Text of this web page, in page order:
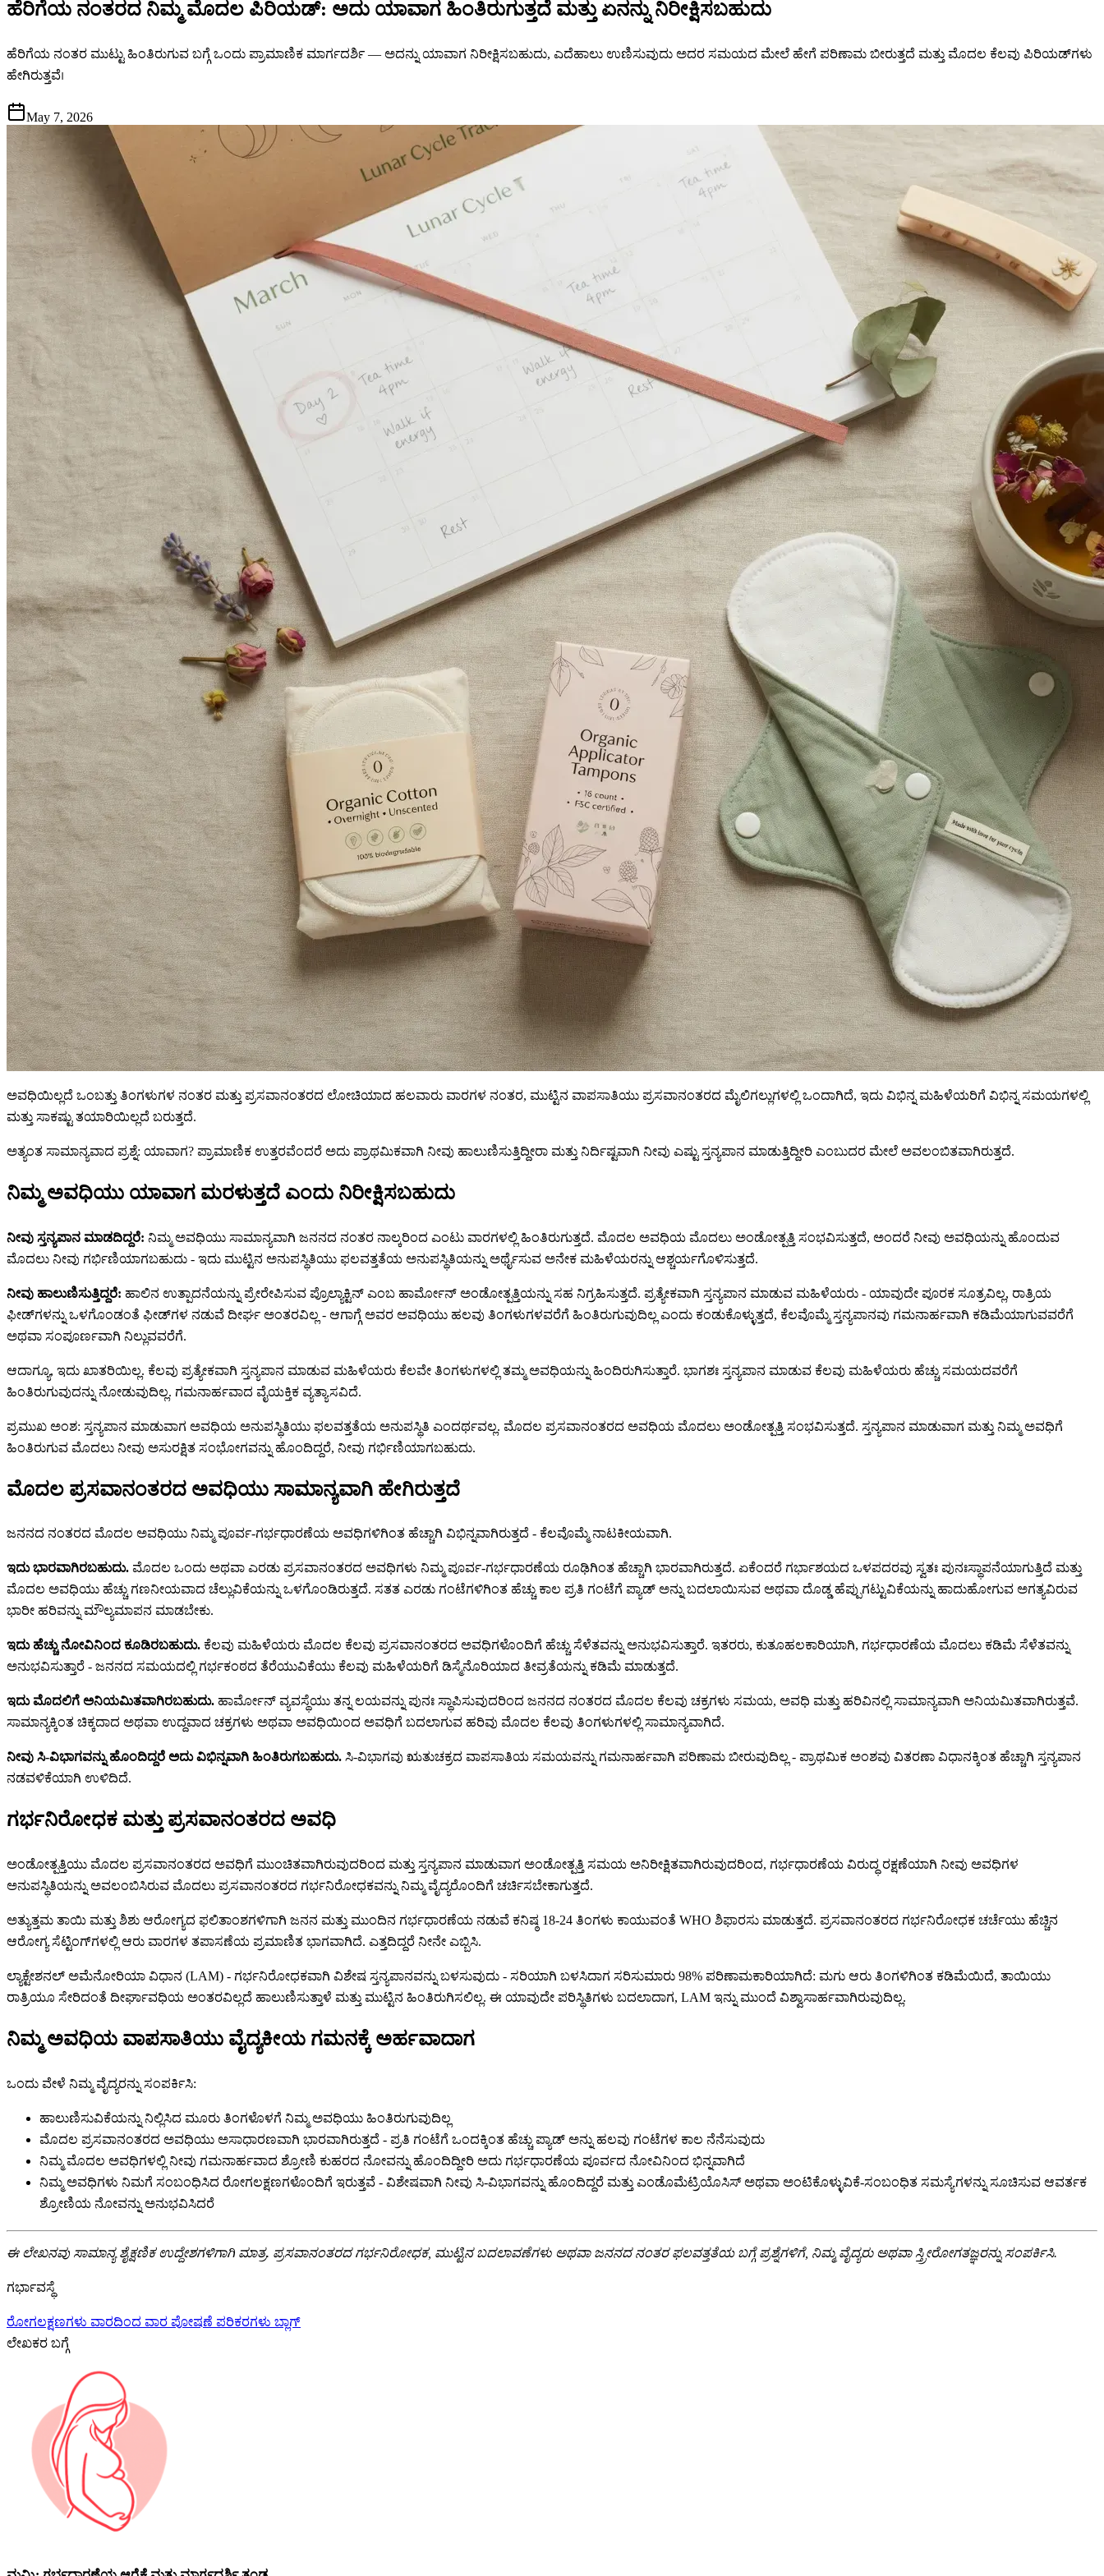
ಹೆರಿಗೆಯ ನಂತರದ ನಿಮ್ಮ ಮೊದಲ ಪಿರಿಯಡ್: ಅದು ಯಾವಾಗ ಹಿಂತಿರುಗುತ್ತದೆ ಮತ್ತು ಏನನ್ನು ನಿರೀಕ್ಷಿಸಬಹುದು
ಹೆರಿಗೆಯ ನಂತರ ಮುಟ್ಟು ಹಿಂತಿರುಗುವ ಬಗ್ಗೆ ಒಂದು ಪ್ರಾಮಾಣಿಕ ಮಾರ್ಗದರ್ಶಿ — ಅದನ್ನು ಯಾವಾಗ ನಿರೀಕ್ಷಿಸಬಹುದು, ಎದೆಹಾಲು ಉಣಿಸುವುದು ಅದರ ಸಮಯದ ಮೇಲೆ ಹೇಗೆ ಪರಿಣಾಮ ಬೀರುತ್ತದೆ ಮತ್ತು ಮೊದಲ ಕೆಲವು ಪಿರಿಯಡ್‌ಗಳು
ಹೇಗಿರುತ್ತವೆ।
May 7, 2026
ಅವಧಿಯಿಲ್ಲದೆ ಒಂಬತ್ತು ತಿಂಗಳುಗಳ ನಂತರ ಮತ್ತು ಪ್ರಸವಾನಂತರದ ಲೋಚಿಯಾದ ಹಲವಾರು ವಾರಗಳ ನಂತರ, ಮುಟ್ಟಿನ ವಾಪಸಾತಿಯು ಪ್ರಸವಾನಂತರದ ಮೈಲಿಗಲ್ಲುಗಳಲ್ಲಿ ಒಂದಾಗಿದೆ, ಇದು ವಿಭಿನ್ನ ಮಹಿಳೆಯರಿಗೆ ವಿಭಿನ್ನ ಸಮಯಗಳಲ್ಲಿ
ಮತ್ತು ಸಾಕಷ್ಟು ತಯಾರಿಯಿಲ್ಲದೆ ಬರುತ್ತದೆ.
ಅತ್ಯಂತ ಸಾಮಾನ್ಯವಾದ ಪ್ರಶ್ನೆ: ಯಾವಾಗ? ಪ್ರಾಮಾಣಿಕ ಉತ್ತರವೆಂದರೆ ಅದು ಪ್ರಾಥಮಿಕವಾಗಿ ನೀವು ಹಾಲುಣಿಸುತ್ತಿದ್ದೀರಾ ಮತ್ತು ನಿರ್ದಿಷ್ಟವಾಗಿ ನೀವು ಎಷ್ಟು ಸ್ತನ್ಯಪಾನ ಮಾಡುತ್ತಿದ್ದೀರಿ ಎಂಬುದರ ಮೇಲೆ ಅವಲಂಬಿತವಾಗಿರುತ್ತದೆ.
ನಿಮ್ಮ ಅವಧಿಯು ಯಾವಾಗ ಮರಳುತ್ತದೆ ಎಂದು ನಿರೀಕ್ಷಿಸಬಹುದು
ನೀವು ಸ್ತನ್ಯಪಾನ ಮಾಡದಿದ್ದರೆ: ನಿಮ್ಮ ಅವಧಿಯು ಸಾಮಾನ್ಯವಾಗಿ ಜನನದ ನಂತರ ನಾಲ್ಕರಿಂದ ಎಂಟು ವಾರಗಳಲ್ಲಿ ಹಿಂತಿರುಗುತ್ತದೆ. ಮೊದಲ ಅವಧಿಯ ಮೊದಲು ಅಂಡೋತ್ಪತ್ತಿ ಸಂಭವಿಸುತ್ತದೆ, ಅಂದರೆ ನೀವು ಅವಧಿಯನ್ನು ಹೊಂದುವ
ಮೊದಲು ನೀವು ಗರ್ಭಿಣಿಯಾಗಬಹುದು - ಇದು ಮುಟ್ಟಿನ ಅನುಪಸ್ಥಿತಿಯು ಫಲವತ್ತತೆಯ ಅನುಪಸ್ಥಿತಿಯನ್ನು ಅರ್ಥೈಸುವ ಅನೇಕ ಮಹಿಳೆಯರನ್ನು ಆಶ್ಚರ್ಯಗೊಳಿಸುತ್ತದೆ.
ನೀವು ಹಾಲುಣಿಸುತ್ತಿದ್ದರೆ: ಹಾಲಿನ ಉತ್ಪಾದನೆಯನ್ನು ಪ್ರೇರೇಪಿಸುವ ಪ್ರೊಲ್ಯಾಕ್ಟಿನ್ ಎಂಬ ಹಾರ್ಮೋನ್ ಅಂಡೋತ್ಪತ್ತಿಯನ್ನು ಸಹ ನಿಗ್ರಹಿಸುತ್ತದೆ. ಪ್ರತ್ಯೇಕವಾಗಿ ಸ್ತನ್ಯಪಾನ ಮಾಡುವ ಮಹಿಳೆಯರು - ಯಾವುದೇ ಪೂರಕ ಸೂತ್ರವಿಲ್ಲ, ರಾತ್ರಿಯ
ಫೀಡ್‌ಗಳನ್ನು ಒಳಗೊಂಡಂತೆ ಫೀಡ್‌ಗಳ ನಡುವೆ ದೀರ್ಘ ಅಂತರವಿಲ್ಲ - ಆಗಾಗ್ಗೆ ಅವರ ಅವಧಿಯು ಹಲವು ತಿಂಗಳುಗಳವರೆಗೆ ಹಿಂತಿರುಗುವುದಿಲ್ಲ ಎಂದು ಕಂಡುಕೊಳ್ಳುತ್ತದೆ, ಕೆಲವೊಮ್ಮೆ ಸ್ತನ್ಯಪಾನವು ಗಮನಾರ್ಹವಾಗಿ ಕಡಿಮೆಯಾಗುವವರೆಗೆ
ಅಥವಾ ಸಂಪೂರ್ಣವಾಗಿ ನಿಲ್ಲುವವರೆಗೆ.
ಆದಾಗ್ಯೂ, ಇದು ಖಾತರಿಯಿಲ್ಲ. ಕೆಲವು ಪ್ರತ್ಯೇಕವಾಗಿ ಸ್ತನ್ಯಪಾನ ಮಾಡುವ ಮಹಿಳೆಯರು ಕೆಲವೇ ತಿಂಗಳುಗಳಲ್ಲಿ ತಮ್ಮ ಅವಧಿಯನ್ನು ಹಿಂದಿರುಗಿಸುತ್ತಾರೆ. ಭಾಗಶಃ ಸ್ತನ್ಯಪಾನ ಮಾಡುವ ಕೆಲವು ಮಹಿಳೆಯರು ಹೆಚ್ಚು ಸಮಯದವರೆಗೆ
ಹಿಂತಿರುಗುವುದನ್ನು ನೋಡುವುದಿಲ್ಲ. ಗಮನಾರ್ಹವಾದ ವೈಯಕ್ತಿಕ ವ್ಯತ್ಯಾಸವಿದೆ.
ಪ್ರಮುಖ ಅಂಶ: ಸ್ತನ್ಯಪಾನ ಮಾಡುವಾಗ ಅವಧಿಯ ಅನುಪಸ್ಥಿತಿಯು ಫಲವತ್ತತೆಯ ಅನುಪಸ್ಥಿತಿ ಎಂದರ್ಥವಲ್ಲ. ಮೊದಲ ಪ್ರಸವಾನಂತರದ ಅವಧಿಯ ಮೊದಲು ಅಂಡೋತ್ಪತ್ತಿ ಸಂಭವಿಸುತ್ತದೆ. ಸ್ತನ್ಯಪಾನ ಮಾಡುವಾಗ ಮತ್ತು ನಿಮ್ಮ ಅವಧಿಗೆ
ಹಿಂತಿರುಗುವ ಮೊದಲು ನೀವು ಅಸುರಕ್ಷಿತ ಸಂಭೋಗವನ್ನು ಹೊಂದಿದ್ದರೆ, ನೀವು ಗರ್ಭಿಣಿಯಾಗಬಹುದು.
ಮೊದಲ ಪ್ರಸವಾನಂತರದ ಅವಧಿಯು ಸಾಮಾನ್ಯವಾಗಿ ಹೇಗಿರುತ್ತದೆ
ಜನನದ ನಂತರದ ಮೊದಲ ಅವಧಿಯು ನಿಮ್ಮ ಪೂರ್ವ-ಗರ್ಭಧಾರಣೆಯ ಅವಧಿಗಳಿಗಿಂತ ಹೆಚ್ಚಾಗಿ ವಿಭಿನ್ನವಾಗಿರುತ್ತದೆ - ಕೆಲವೊಮ್ಮೆ ನಾಟಕೀಯವಾಗಿ.
ಇದು ಭಾರವಾಗಿರಬಹುದು. ಮೊದಲ ಒಂದು ಅಥವಾ ಎರಡು ಪ್ರಸವಾನಂತರದ ಅವಧಿಗಳು ನಿಮ್ಮ ಪೂರ್ವ-ಗರ್ಭಧಾರಣೆಯ ರೂಢಿಗಿಂತ ಹೆಚ್ಚಾಗಿ ಭಾರವಾಗಿರುತ್ತದೆ. ಏಕೆಂದರೆ ಗರ್ಭಾಶಯದ ಒಳಪದರವು ಸ್ವತಃ ಪುನಃಸ್ಥಾಪನೆಯಾಗುತ್ತಿದೆ ಮತ್ತು
ಮೊದಲ ಅವಧಿಯು ಹೆಚ್ಚು ಗಣನೀಯವಾದ ಚೆಲ್ಲುವಿಕೆಯನ್ನು ಒಳಗೊಂಡಿರುತ್ತದೆ. ಸತತ ಎರಡು ಗಂಟೆಗಳಿಗಿಂತ ಹೆಚ್ಚು ಕಾಲ ಪ್ರತಿ ಗಂಟೆಗೆ ಪ್ಯಾಡ್ ಅನ್ನು ಬದಲಾಯಿಸುವ ಅಥವಾ ದೊಡ್ಡ ಹೆಪ್ಪುಗಟ್ಟುವಿಕೆಯನ್ನು ಹಾದುಹೋಗುವ ಅಗತ್ಯವಿರುವ
ಭಾರೀ ಹರಿವನ್ನು ಮೌಲ್ಯಮಾಪನ ಮಾಡಬೇಕು.
ಇದು ಹೆಚ್ಚು ನೋವಿನಿಂದ ಕೂಡಿರಬಹುದು. ಕೆಲವು ಮಹಿಳೆಯರು ಮೊದಲ ಕೆಲವು ಪ್ರಸವಾನಂತರದ ಅವಧಿಗಳೊಂದಿಗೆ ಹೆಚ್ಚು ಸೆಳೆತವನ್ನು ಅನುಭವಿಸುತ್ತಾರೆ. ಇತರರು, ಕುತೂಹಲಕಾರಿಯಾಗಿ, ಗರ್ಭಧಾರಣೆಯ ಮೊದಲು ಕಡಿಮೆ ಸೆಳೆತವನ್ನು
ಅನುಭವಿಸುತ್ತಾರೆ - ಜನನದ ಸಮಯದಲ್ಲಿ ಗರ್ಭಕಂಠದ ತೆರೆಯುವಿಕೆಯು ಕೆಲವು ಮಹಿಳೆಯರಿಗೆ ಡಿಸ್ಮೆನೊರಿಯಾದ ತೀವ್ರತೆಯನ್ನು ಕಡಿಮೆ ಮಾಡುತ್ತದೆ.
ಇದು ಮೊದಲಿಗೆ ಅನಿಯಮಿತವಾಗಿರಬಹುದು. ಹಾರ್ಮೋನ್ ವ್ಯವಸ್ಥೆಯು ತನ್ನ ಲಯವನ್ನು ಪುನಃ ಸ್ಥಾಪಿಸುವುದರಿಂದ ಜನನದ ನಂತರದ ಮೊದಲ ಕೆಲವು ಚಕ್ರಗಳು ಸಮಯ, ಅವಧಿ ಮತ್ತು ಹರಿವಿನಲ್ಲಿ ಸಾಮಾನ್ಯವಾಗಿ ಅನಿಯಮಿತವಾಗಿರುತ್ತವೆ.
ಸಾಮಾನ್ಯಕ್ಕಿಂತ ಚಿಕ್ಕದಾದ ಅಥವಾ ಉದ್ದವಾದ ಚಕ್ರಗಳು ಅಥವಾ ಅವಧಿಯಿಂದ ಅವಧಿಗೆ ಬದಲಾಗುವ ಹರಿವು ಮೊದಲ ಕೆಲವು ತಿಂಗಳುಗಳಲ್ಲಿ ಸಾಮಾನ್ಯವಾಗಿದೆ.
ನೀವು ಸಿ-ವಿಭಾಗವನ್ನು ಹೊಂದಿದ್ದರೆ ಅದು ವಿಭಿನ್ನವಾಗಿ ಹಿಂತಿರುಗಬಹುದು. ಸಿ-ವಿಭಾಗವು ಋತುಚಕ್ರದ ವಾಪಸಾತಿಯ ಸಮಯವನ್ನು ಗಮನಾರ್ಹವಾಗಿ ಪರಿಣಾಮ ಬೀರುವುದಿಲ್ಲ - ಪ್ರಾಥಮಿಕ ಅಂಶವು ವಿತರಣಾ ವಿಧಾನಕ್ಕಿಂತ ಹೆಚ್ಚಾಗಿ ಸ್ತನ್ಯಪಾನ
ನಡವಳಿಕೆಯಾಗಿ ಉಳಿದಿದೆ.
ಗರ್ಭನಿರೋಧಕ ಮತ್ತು ಪ್ರಸವಾನಂತರದ ಅವಧಿ
ಅಂಡೋತ್ಪತ್ತಿಯು ಮೊದಲ ಪ್ರಸವಾನಂತರದ ಅವಧಿಗೆ ಮುಂಚಿತವಾಗಿರುವುದರಿಂದ ಮತ್ತು ಸ್ತನ್ಯಪಾನ ಮಾಡುವಾಗ ಅಂಡೋತ್ಪತ್ತಿ ಸಮಯ ಅನಿರೀಕ್ಷಿತವಾಗಿರುವುದರಿಂದ, ಗರ್ಭಧಾರಣೆಯ ವಿರುದ್ಧ ರಕ್ಷಣೆಯಾಗಿ ನೀವು ಅವಧಿಗಳ
ಅನುಪಸ್ಥಿತಿಯನ್ನು ಅವಲಂಬಿಸಿರುವ ಮೊದಲು ಪ್ರಸವಾನಂತರದ ಗರ್ಭನಿರೋಧಕವನ್ನು ನಿಮ್ಮ ವೈದ್ಯರೊಂದಿಗೆ ಚರ್ಚಿಸಬೇಕಾಗುತ್ತದೆ.
ಅತ್ಯುತ್ತಮ ತಾಯಿ ಮತ್ತು ಶಿಶು ಆರೋಗ್ಯದ ಫಲಿತಾಂಶಗಳಿಗಾಗಿ ಜನನ ಮತ್ತು ಮುಂದಿನ ಗರ್ಭಧಾರಣೆಯ ನಡುವೆ ಕನಿಷ್ಠ 18-24 ತಿಂಗಳು ಕಾಯುವಂತೆ WHO ಶಿಫಾರಸು ಮಾಡುತ್ತದೆ. ಪ್ರಸವಾನಂತರದ ಗರ್ಭನಿರೋಧಕ ಚರ್ಚೆಯು ಹೆಚ್ಚಿನ
ಆರೋಗ್ಯ ಸೆಟ್ಟಿಂಗ್‌ಗಳಲ್ಲಿ ಆರು ವಾರಗಳ ತಪಾಸಣೆಯ ಪ್ರಮಾಣಿತ ಭಾಗವಾಗಿದೆ. ಎತ್ತದಿದ್ದರೆ ನೀನೇ ಎಬ್ಬಿಸಿ.
ಲ್ಯಾಕ್ಟೇಶನಲ್ ಅಮೆನೋರಿಯಾ ವಿಧಾನ (LAM) - ಗರ್ಭನಿರೋಧಕವಾಗಿ ವಿಶೇಷ ಸ್ತನ್ಯಪಾನವನ್ನು ಬಳಸುವುದು - ಸರಿಯಾಗಿ ಬಳಸಿದಾಗ ಸರಿಸುಮಾರು 98% ಪರಿಣಾಮಕಾರಿಯಾಗಿದೆ: ಮಗು ಆರು ತಿಂಗಳಿಗಿಂತ ಕಡಿಮೆಯಿದೆ, ತಾಯಿಯು
ರಾತ್ರಿಯೂ ಸೇರಿದಂತೆ ದೀರ್ಘಾವಧಿಯ ಅಂತರವಿಲ್ಲದೆ ಹಾಲುಣಿಸುತ್ತಾಳೆ ಮತ್ತು ಮುಟ್ಟಿನ ಹಿಂತಿರುಗಿಸಲಿಲ್ಲ. ಈ ಯಾವುದೇ ಪರಿಸ್ಥಿತಿಗಳು ಬದಲಾದಾಗ, LAM ಇನ್ನು ಮುಂದೆ ವಿಶ್ವಾಸಾರ್ಹವಾಗಿರುವುದಿಲ್ಲ.
ನಿಮ್ಮ ಅವಧಿಯ ವಾಪಸಾತಿಯು ವೈದ್ಯಕೀಯ ಗಮನಕ್ಕೆ ಅರ್ಹವಾದಾಗ
ಒಂದು ವೇಳೆ ನಿಮ್ಮ ವೈದ್ಯರನ್ನು ಸಂಪರ್ಕಿಸಿ:
ಹಾಲುಣಿಸುವಿಕೆಯನ್ನು ನಿಲ್ಲಿಸಿದ ಮೂರು ತಿಂಗಳೊಳಗೆ ನಿಮ್ಮ ಅವಧಿಯು ಹಿಂತಿರುಗುವುದಿಲ್ಲ
ಮೊದಲ ಪ್ರಸವಾನಂತರದ ಅವಧಿಯು ಅಸಾಧಾರಣವಾಗಿ ಭಾರವಾಗಿರುತ್ತದೆ - ಪ್ರತಿ ಗಂಟೆಗೆ ಒಂದಕ್ಕಿಂತ ಹೆಚ್ಚು ಪ್ಯಾಡ್ ಅನ್ನು ಹಲವು ಗಂಟೆಗಳ ಕಾಲ ನೆನೆಸುವುದು
ನಿಮ್ಮ ಮೊದಲ ಅವಧಿಗಳಲ್ಲಿ ನೀವು ಗಮನಾರ್ಹವಾದ ಶ್ರೋಣಿ ಕುಹರದ ನೋವನ್ನು ಹೊಂದಿದ್ದೀರಿ ಅದು ಗರ್ಭಧಾರಣೆಯ ಪೂರ್ವದ ನೋವಿನಿಂದ ಭಿನ್ನವಾಗಿದೆ
ನಿಮ್ಮ ಅವಧಿಗಳು ನಿಮಗೆ ಸಂಬಂಧಿಸಿದ ರೋಗಲಕ್ಷಣಗಳೊಂದಿಗೆ ಇರುತ್ತವೆ - ವಿಶೇಷವಾಗಿ ನೀವು ಸಿ-ವಿಭಾಗವನ್ನು ಹೊಂದಿದ್ದರೆ ಮತ್ತು ಎಂಡೊಮೆಟ್ರಿಯೊಸಿಸ್ ಅಥವಾ ಅಂಟಿಕೊಳ್ಳುವಿಕೆ-ಸಂಬಂಧಿತ ಸಮಸ್ಯೆಗಳನ್ನು ಸೂಚಿಸುವ ಆವರ್ತಕ
ಶ್ರೋಣಿಯ ನೋವನ್ನು ಅನುಭವಿಸಿದರೆ
ಈ ಲೇಖನವು ಸಾಮಾನ್ಯ ಶೈಕ್ಷಣಿಕ ಉದ್ದೇಶಗಳಿಗಾಗಿ ಮಾತ್ರ. ಪ್ರಸವಾನಂತರದ ಗರ್ಭನಿರೋಧಕ, ಮುಟ್ಟಿನ ಬದಲಾವಣೆಗಳು ಅಥವಾ ಜನನದ ನಂತರ ಫಲವತ್ತತೆಯ ಬಗ್ಗೆ ಪ್ರಶ್ನೆಗಳಿಗೆ, ನಿಮ್ಮ ವೈದ್ಯರು ಅಥವಾ ಸ್ತ್ರೀರೋಗತಜ್ಞರನ್ನು ಸಂಪರ್ಕಿಸಿ.
ಗರ್ಭಾವಸ್ಥೆ
ರೋಗಲಕ್ಷಣಗಳು ವಾರದಿಂದ ವಾರ ಪೋಷಣೆ ಪರಿಕರಗಳು ಬ್ಲಾಗ್
ಲೇಖಕರ ಬಗ್ಗೆ